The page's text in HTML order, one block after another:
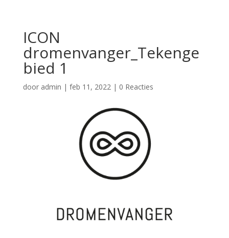
ICON
dromenvanger_Tekenge
bied 1
door admin | feb 11, 2022| 0 Reacties